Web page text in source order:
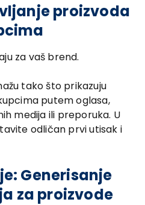
proizvoda
za vaš brend.
tako što prikazuju
putem oglasa,
medija ili preporuka. U
odličan prvi utisak i
Generisanje
za proizvode